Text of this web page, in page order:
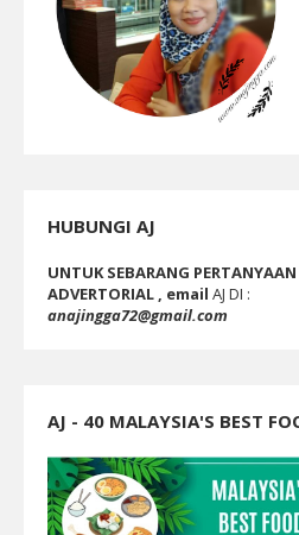
HUBUNGI AJ
UNTUK SEBARANG
ADVERTORIAL , email AJ DI :
anajingga72@gmail.com
AJ - 40 MALAYSIA'S BEST